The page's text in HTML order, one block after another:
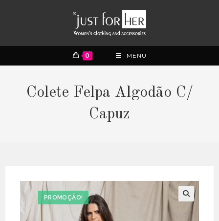
0 MENU
Colete Felpa Algodão C/
Capuz
PROMOÇÃO!